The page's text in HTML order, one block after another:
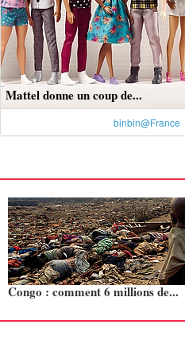
Mattel donne un coup de...
binbin@France
Congo : comment 6 millions de...